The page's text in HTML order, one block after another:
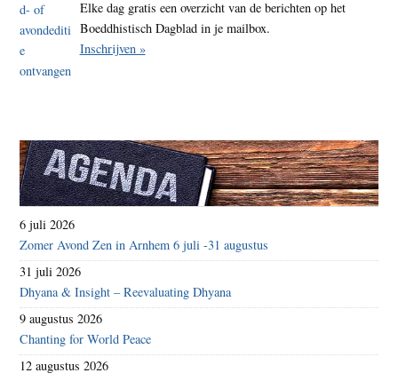
Elke dag gratis een overzicht van de berichten op het
Boeddhistisch Dagblad in je mailbox.
Inschrijven »
6 juli 2026
Zomer Avond Zen in Arnhem 6 juli -31 augustus
31 juli 2026
Dhyana & Insight – Reevaluating Dhyana
9 augustus 2026
Chanting for World Peace
12 augustus 2026